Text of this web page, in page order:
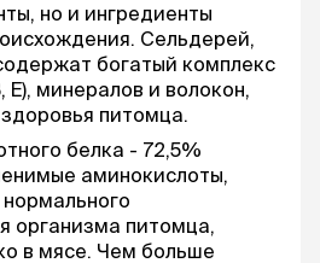
но и ингредиенты
Сельдерей,
богатый комплекс
E), минералов и волокон,
питомца.
белка - 72,5%
аминокислоты,
организма питомца,
в мясе. Чем больше